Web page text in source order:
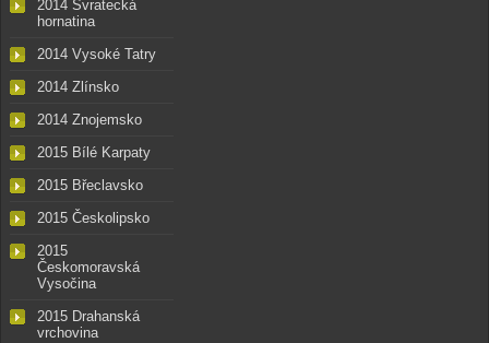
2014 Svratecká
hornatina
2014 Vysoké Tatry
2014 Zlínsko
2014 Znojemsko
2015 Bílé Karpaty
2015 Břeclavsko
2015 Českolipsko
2015
Českomoravská
Vysočina
2015 Drahanská
vrchovina